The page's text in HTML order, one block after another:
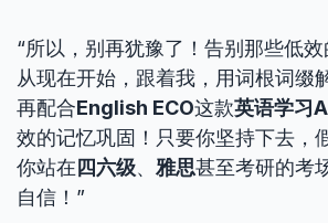
“所以，别再犹豫了！告别那些低效
从现在开始，跟着我，用词根词缀
再配合English ECO这款英语学习
效的记忆巩固！只要你坚持下去，
你站在 四六级、 雅思甚至考研的考
自信！”